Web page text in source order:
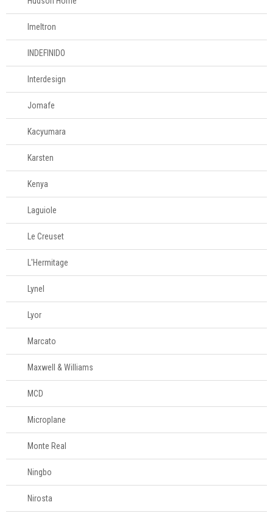
Imeltron
INDEFINIDO
Interdesign
Jomafe
Kacyumara
Karsten
Kenya
Laguiole
Le Creuset
L'Hermitage
Lynel
Lyor
Marcato
Maxwell & Williams
MCD
Microplane
Monte Real
Ningbo
Nirosta